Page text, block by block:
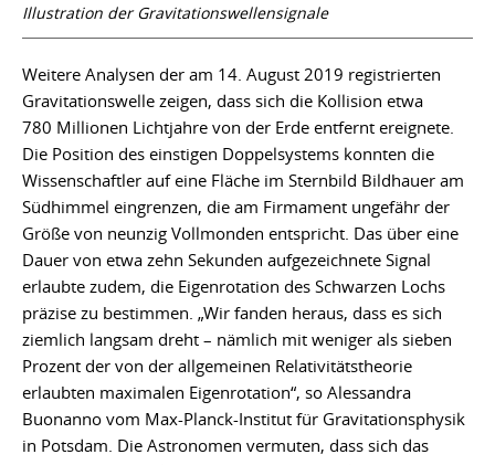
Illustration der Gravitationswellensignale
Weitere Analysen der am 14. August 2019 registrierten
Gravitationswelle zeigen, dass sich die Kollision etwa
780 Millionen Lichtjahre von der Erde entfernt ereignete.
Die Position des einstigen Doppelsystems konnten die
Wissenschaftler auf eine Fläche im Sternbild Bildhauer am
Südhimmel eingrenzen, die am Firmament ungefähr der
Größe von neunzig Vollmonden entspricht. Das über eine
Dauer von etwa zehn Sekunden aufgezeichnete Signal
erlaubte zudem, die Eigenrotation des Schwarzen Lochs
präzise zu bestimmen. „Wir fanden heraus, dass es sich
ziemlich langsam dreht – nämlich mit weniger als sieben
Prozent der von der allgemeinen Relativitätstheorie
erlaubten maximalen Eigenrotation“, so Alessandra
Buonanno vom Max-Planck-Institut für Gravitationsphysik
in Potsdam. Die Astronomen vermuten, dass sich das